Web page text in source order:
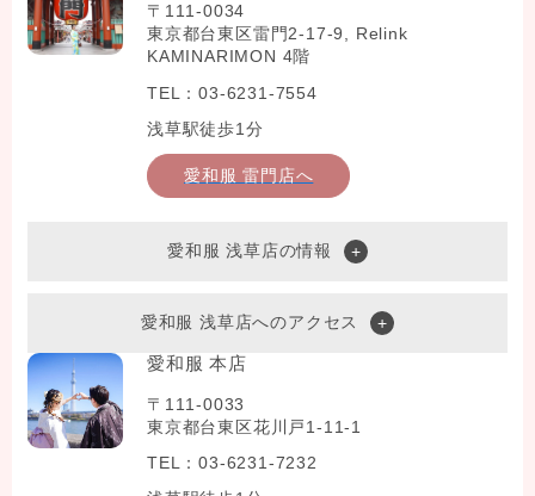
〒111-0034
東京都台東区雷門2-17-9, Relink
KAMINARIMON 4階
TEL：03-6231-7554
浅草駅徒歩1分
愛和服 雷門店へ
愛和服 浅草店の情報
愛和服 浅草店へのアクセス
愛和服 本店
〒111-0033
東京都台東区花川戸1-11-1
TEL：03-6231-7232